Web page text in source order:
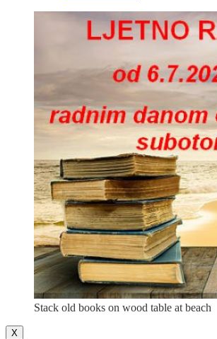
Stack old books on wood table at beach
X